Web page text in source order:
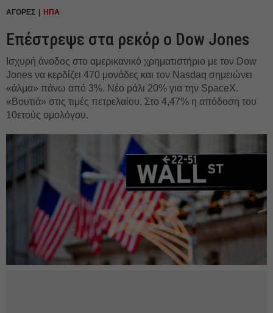
ΑΓΟΡΕΣ ΗΠΑ
Επέστρεψε στα ρεκόρ ο Dow Jones
Ισχυρή άνοδος στο αμερικανικό χρηματιστήριο με τον Dow
Jones να κερδίζει 470 μονάδες και τον Nasdaq σημειώνει
«άλμα» πάνω από 3%. Νέο ράλι 20% για την SpaceX.
«Βουτιά» στις τιμές πετρελαίου. Στο 4,47% η απόδοση του
10ετούς ομολόγου.